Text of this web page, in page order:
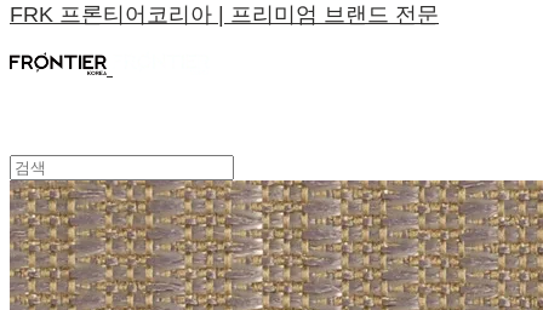
FRK 프론티어코리아 | 프리미엄 브랜드 전문